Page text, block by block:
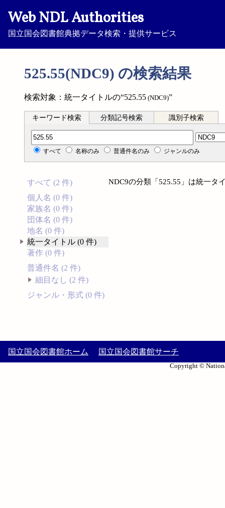
Web NDL Authorities
国立国会図書館典拠データ検索・提供サービス
525.55(NDC9) の検索結果
検索対象：統一タイトルの“525.55 (NDC9)”
キーワード検索 分類記号検索 識別子検索
分類記号検索
すべて 名称のみ 普通件名のみ ジャンルのみ
すべて (2 件)
個人名 (0 件)
家族名 (0 件)
団体名 (0 件)
地名 (0 件)
統一タイトル (0 件)
著作 (0 件)
普通件名 (2 件)
細目なし (2 件)
ジャンル・形式 (0 件)
NDC9の分類「525.55」は統一タ
国立国会図書館ホーム 国立国会図書館サーチ
Copyright ©